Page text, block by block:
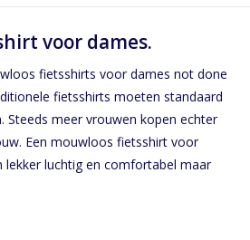
voor dames.
fietsshirts voor dames not done
fietsshirts moeten standaard
Steeds meer vrouwen kopen echter
Een mouwloos fietsshirt voor
lekker luchtig en comfortabel maar